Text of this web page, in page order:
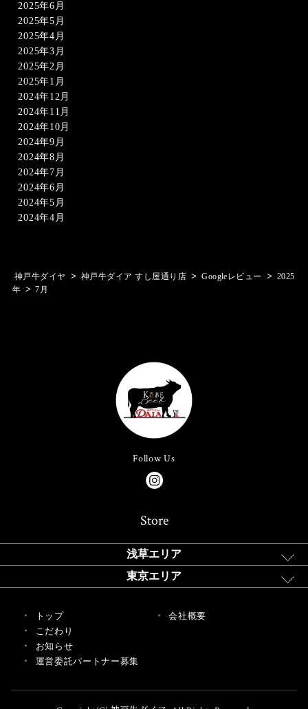
2025年6月
2025年5月
2025年4月
2025年3月
2025年2月
2025年1月
2024年12月
2024年11月
2024年10月
2024年9月
2024年8月
2024年7月
2024年6月
2024年5月
2024年4月
神戸牛ダイヤ > 神戸牛ダイア すし屋通り店 > Googleレビュー > 2025
年 > 7月
Follow Us
Store
浅草エリア
東京エリア
トップ
こだわり
お知らせ
運営委託パートナー募集
会社概要